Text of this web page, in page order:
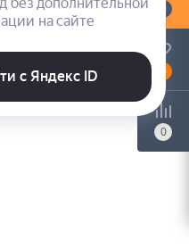
0
0
0